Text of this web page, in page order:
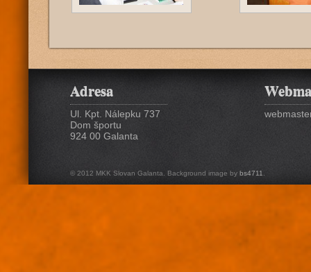
Adresa
Ul. Kpt. Nálepku 737
Dom športu
924 00 Galanta
© 2012 MKK Slovan Galanta. Background image by bs4711